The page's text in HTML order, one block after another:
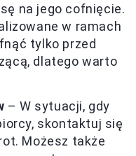
na jego cofnięcie.
w ramach
tylko przed
dlatego warto
– W sytuacji, gdy
skontaktuj się
Możesz także